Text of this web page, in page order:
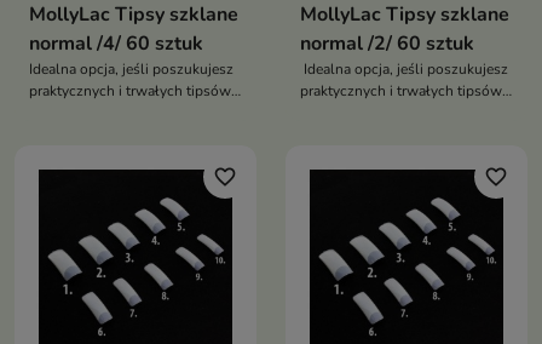
MollyLac Tipsy szklane
normal /4/ 60 sztuk
Idealna opcja, jeśli poszukujesz
praktycznych i trwałych tipsów
MollyLac Tipsy szklane
normal /2/ 60 sztuk
Idealna opcja, jeśli poszukujesz
praktycznych i trwałych tipsów
favorite_border favorite_border